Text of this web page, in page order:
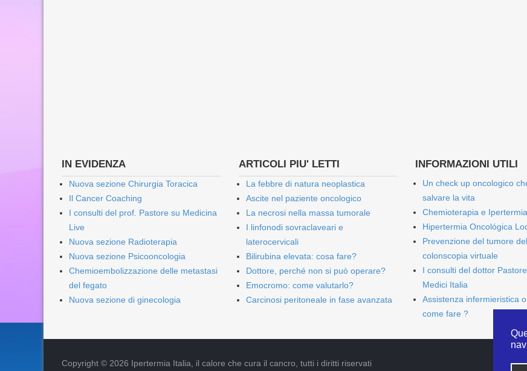
IN EVIDENZA
Nuova sezione Chirurgia Toracica
Il Cancer Coaching
I consulti del prof. Pastore su Medicina
Live
Nuova sezione Radioterapia
Nuova sezione Psicooncologia
Chemioembolizzazione delle metastasi
del fegato
Nuova sezione di ginecologia
ARTICOLI PIU' LETTI
La febbre di natura neoplastica
Ascite nel paziente oncologico
La necrosi nella massa tumorale
I linfonodi sovraclaveari e
laterocervicali
Bilirubina elevata: cosa fare?
Dottore, perché non si può operare?
Emocromo: come valutarlo?
Carcinosi peritoneale in fase avanzata
INFORMAZIONI UTILI
Un check up oncologico
salvare la vita
Chemioterapia e Ipertermia
Hipertermia Oncológica
Prevenzione del tumore
colonscopia virtuale
I consulti del dottor
Medici Italia
Assistenza infermieristica
come fare ?
Copyright © 2026 Ipertermia Italia, il calore che cura il cancro, tutti i diritti riservati